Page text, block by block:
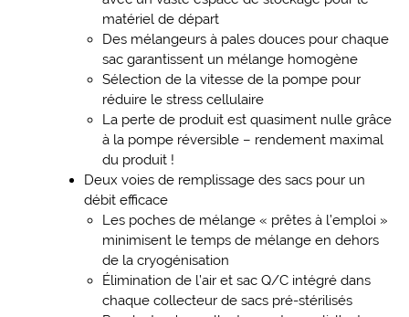
matériel de départ
Des mélangeurs à pales douces pour chaque
sac garantissent un mélange homogène
Sélection de la vitesse de la pompe pour
réduire le stress cellulaire
La perte de produit est quasiment nulle grâce
à la pompe réversible – rendement maximal
du produit !
Deux voies de remplissage des sacs pour un
débit efficace
Les poches de mélange « prêtes à l’emploi »
minimisent le temps de mélange en dehors
de la cryogénisation
Élimination de l’air et sac Q/C intégré dans
chaque collecteur de sacs pré-stérilisés